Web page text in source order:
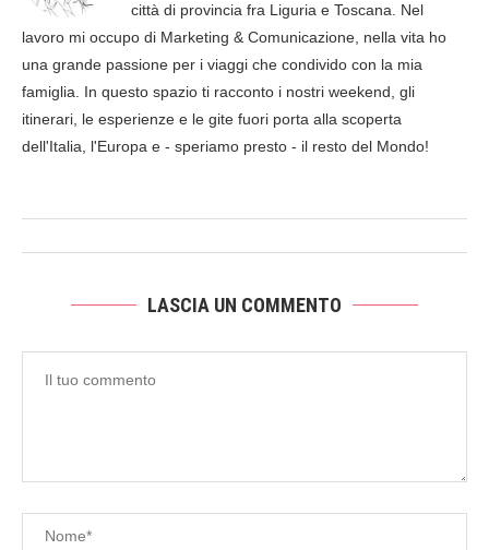
città di provincia fra Liguria e Toscana. Nel
lavoro mi occupo di Marketing & Comunicazione, nella vita ho
una grande passione per i viaggi che condivido con la mia
famiglia. In questo spazio ti racconto i nostri weekend, gli
itinerari, le esperienze e le gite fuori porta alla scoperta
dell'Italia, l'Europa e - speriamo presto - il resto del Mondo!
LASCIA UN COMMENTO